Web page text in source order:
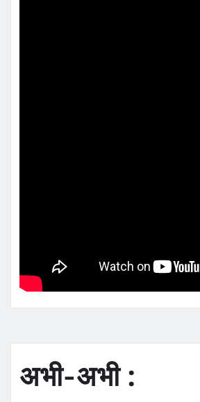
अभी-अभी :